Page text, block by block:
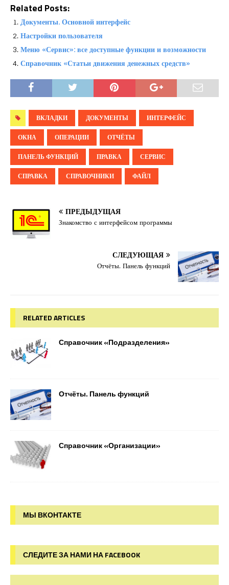
Related Posts:
Документы. Основной интерфейс
Настройки пользователя
Меню «Сервис»: все доступные функции и возможности
Справочник «Статьи движения денежных средств»
ВКЛАДКИ ДОКУМЕНТЫ
ИНТЕРФЕЙС
ОКНА
ОПЕРАЦИИ
ОТЧЁТЫ
ПАНЕЛЬ ФУНКЦИЙ
ПРАВКА
СЕРВИС
СПРАВКА
СПРАВОЧНИКИ ФАЙЛ
ПРЕДЫДУЩАЯ
Знакомство с интерфейсом программы
СЛЕДУЮЩАЯ
Отчёты. Панель функций
RELATED ARTICLES
Справочник «Подразделения»
Отчёты. Панель функций
Справочник «Организации»
МЫ ВКОНТАКТЕ
СЛЕДИТЕ ЗА НАМИ НА FACEBOOK